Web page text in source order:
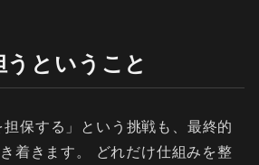
ということ
担保する」という挑戦も、最終的
着きます。 どれだけ仕組みを整